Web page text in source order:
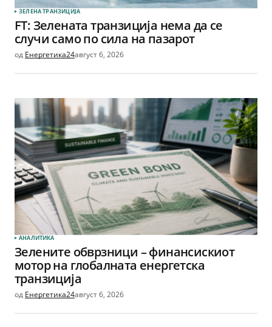
ЗЕЛЕНА ТРАНЗИЦИЈА
FT: Зелената транзиција нема да се
случи само по сила на пазарот
од Енергетика24август 6, 2026
АНАЛИТИКА
Зелените обврзници – финансискиот
мотор на глобалната енергетска
транзиција
од Енергетика24август 6, 2026